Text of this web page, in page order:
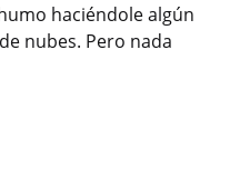
haciéndole algún
nubes. Pero nada